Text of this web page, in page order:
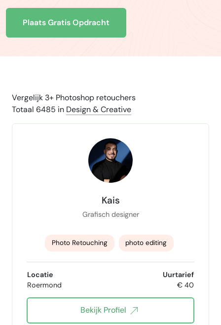
Plaats Gratis Opdracht
Vergelijk 3+ Photoshop retouchers
Totaal 6485 in Design & Creative
Kais
Grafisch designer
Photo Retouching photo editing
Adobe InDesign
Locatie
Roermond
Uurtarief
€ 40
Bekijk Profiel